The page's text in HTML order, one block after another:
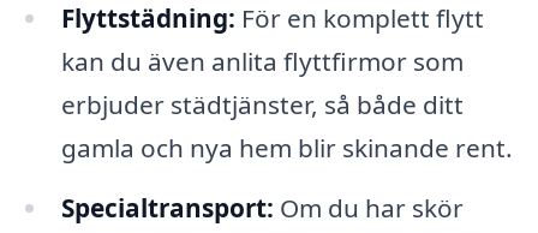
Flyttstädning: För en komplett flytt
kan du även anlita flyttfirmor som
erbjuder städtjänster, så både ditt
gamla och nya hem blir skinande rent.
Specialtransport: Om du har skör